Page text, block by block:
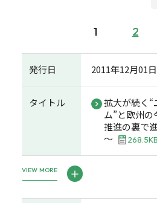
1 2
発行日 2011年12月01日
タイトル
拡大が続く“
ム”と欧州
推進の裏で
～
268.5KB
VIEW MORE